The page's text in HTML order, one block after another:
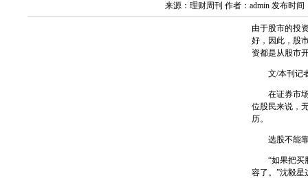
来源：理财周刊 作者：admin 发布时间
由于股市的投
好，因此，股
资都是从股市
文/本刊记
在证券市场
位股民来说，
历。
选股不能靠
“如果把买股
容了。”沈毅星